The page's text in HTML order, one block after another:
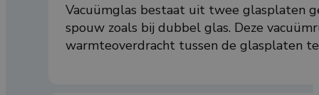
Vacuümglas bestaat uit twee glasplaten
spouw zoals bij dubbel glas. Deze
warmteoverdracht tussen de glasplaten